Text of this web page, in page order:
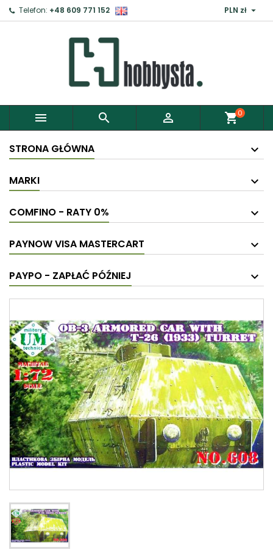
Telefon: +48 609 771 152 PLN zł 
   shopping_cart0
STRONA GŁÓWNA
MARKI
COMFINO - RATY 0%
PAYNOW VISA MASTERCART
PAYPO - ZAPŁAĆ PÓŹNIEJ